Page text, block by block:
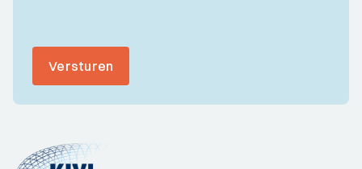
Versturen